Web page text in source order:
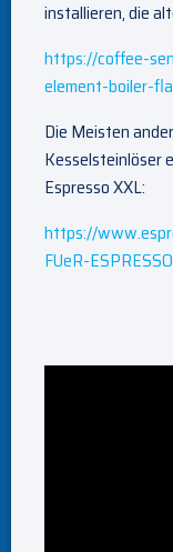
installieren, die
https://coffee-
element-boiler-
Die Meisten
Kesselsteinlöser
Espresso XXL:
https://
FUeR-